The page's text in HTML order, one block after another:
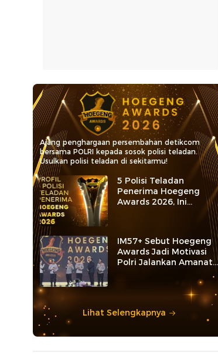
Ajang penghargaan persembahan detikcom
bersama POLRI kepada sosok polisi teladan.
Usulkan polisi teladan di sekitarmu!
5 Polisi Teladan
Penerima Hoegeng
Awards 2026, Ini
Kategori dan Kiprahnya
IM57+ Sebut Hoegeng
Awards Jadi Motivasi
Polri Jalankan Amanat
Lihat Selengkapnya